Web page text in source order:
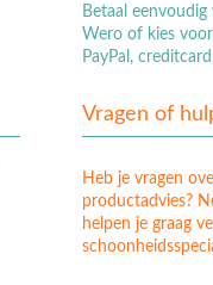
Betaal
Wero of kies
PayPal,
Vragen of
Heb je vragen
productadvies?
helpen je graag